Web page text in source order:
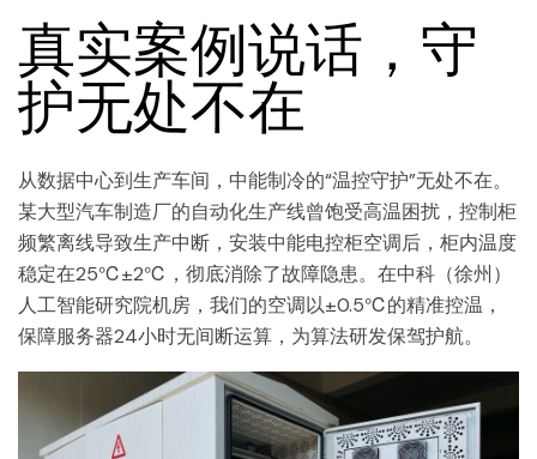
真实案例说话，守
护无处不在
从数据中心到生产车间，中能制冷的“温控守护”无处不在。
某大型汽车制造厂的自动化生产线曾饱受高温困扰，控制柜
频繁离线导致生产中断，安装中能电控柜空调后，柜内温度
稳定在25℃±2℃，彻底消除了故障隐患。在中科（徐州）
人工智能研究院机房，我们的空调以±0.5℃的精准控温，
保障服务器24小时无间断运算，为算法研发保驾护航。